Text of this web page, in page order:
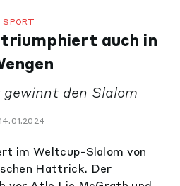
SPORT
auch in
den Slalom
14.01.2024
im Weltcup-Slalom von
Hattrick. Der